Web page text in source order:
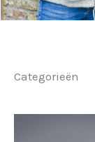
Categorieën